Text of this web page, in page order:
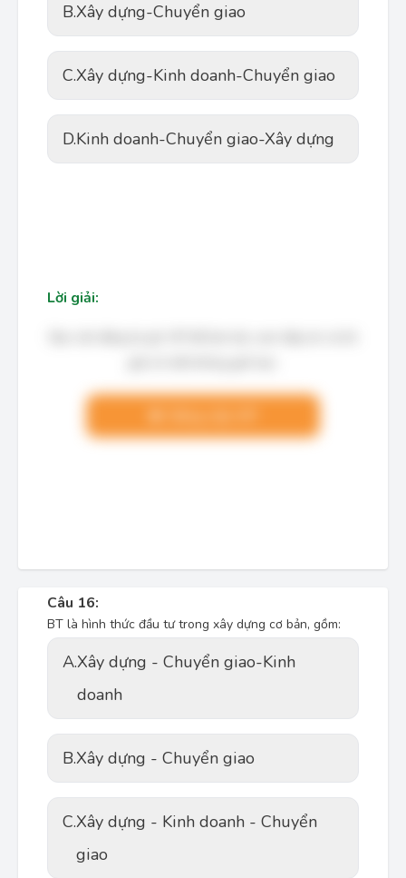
B.Xây dựng-Chuyển giao
C.Xây dựng-Kinh doanh-Chuyển giao
D.Kinh doanh-Chuyển giao-Xây dựng
Lời giải:
Câu 16:
BT là hình thức đầu tư trong xây dựng cơ bản, gồm:
A.Xây dựng - Chuyển giao-Kinh
doanh
B.Xây dựng - Chuyển giao
C.Xây dựng - Kinh doanh - Chuyển
giao